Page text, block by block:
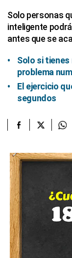
Solo personas
inteligente
antes que se
Solo si
problema
El ejercicio
segundos